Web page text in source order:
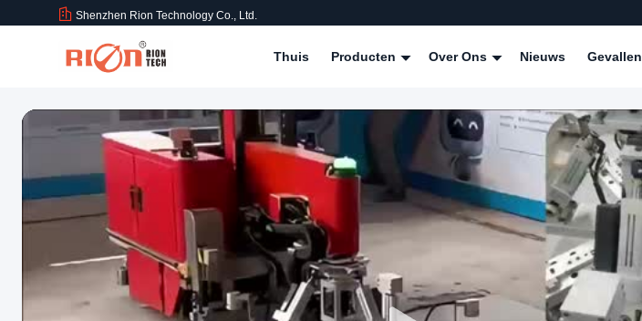
Shenzhen Rion Technology Co., Ltd.
Thuis Producten Over Ons Nieuws Gevallen